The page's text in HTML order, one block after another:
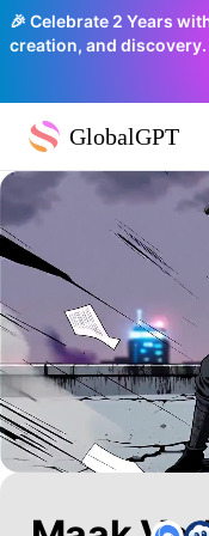
🎉 Celebrate 2 Years
creation, and discovery.
GlobalGPT